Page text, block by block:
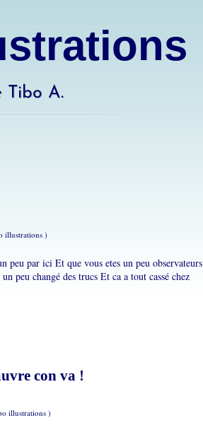
Tibo A.
illustrations )
peu par ici Et que vous etes un peu observateurs
peu changé des trucs Et ca a tout cassé chez
con va !
illustrations )